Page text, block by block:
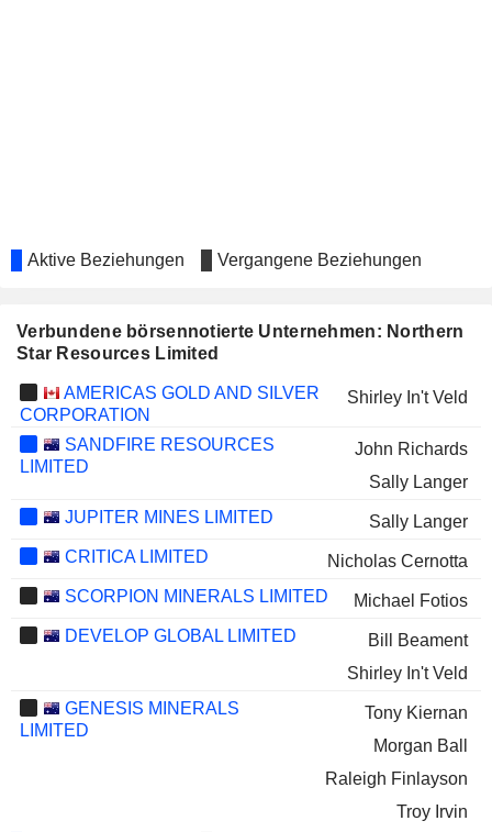
Aktive Beziehungen Vergangene Beziehungen
Verbundene börsennotierte Unternehmen: Northern
Star Resources Limited
AMERICAS GOLD AND SILVER
CORPORATION
Shirley In't Veld
SANDFIRE RESOURCES
LIMITED
John Richards
Sally Langer
JUPITER MINES LIMITED
Sally Langer
CRITICA LIMITED
Nicholas Cernotta
SCORPION MINERALS LIMITED
Michael Fotios
DEVELOP GLOBAL LIMITED
Bill Beament
Shirley In't Veld
GENESIS MINERALS
LIMITED
Tony Kiernan
Morgan Ball
Raleigh Finlayson
Troy Irvin